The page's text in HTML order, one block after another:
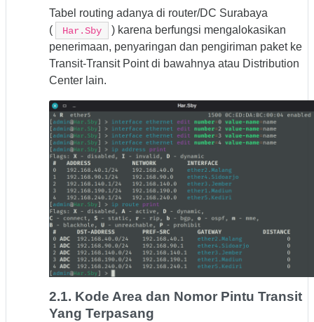
Tabel routing adanya di router/DC Surabaya
(
Har.Sby
) karena berfungsi mengalokasikan
penerimaan, penyaringan dan pengiriman paket ke
Transit-Transit Point di bawahnya atau Distribution
Center lain.
2.1. Kode Area dan Nomor Pintu Transit
Yang Terpasang